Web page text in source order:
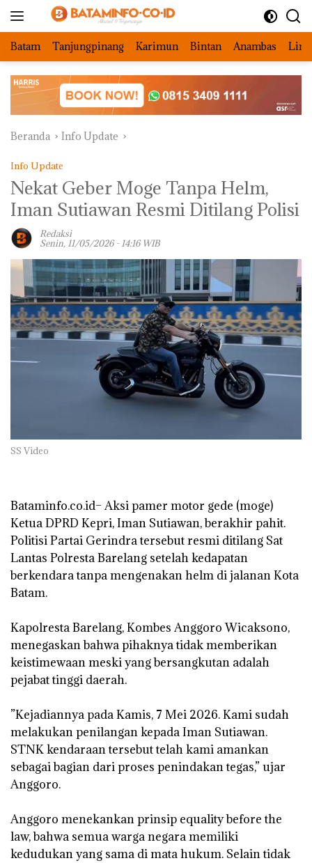
Batam Tanjungpinang Karimun Bintan Anambas
Beranda Info Update
Info Update
Nekat Geber Moge Tanpa Helm,
Iman Sutiawan Resmi Ditilang Polisi
Redaksi
Senin, 11/05/2026 - 14:16 WIB
SS Video
‎Bataminfo.co.id– Aksi pamer motor gede (moge)
Ketua DPRD Kepri, Iman Sutiawan, berakhir pahit.
Politisi Partai Gerindra tersebut resmi ditilang Sat
Lantas Polresta Barelang setelah kedapatan
berkendara tanpa mengenakan helm di jalanan Kota
Batam.
‎Kapolresta Barelang, Kombes Anggoro Wicaksono,
menegaskan bahwa pihaknya tidak memberikan
keistimewaan meski yang bersangkutan adalah
pejabat tinggi daerah.
‎”Kejadiannya pada Kamis, 7 Mei 2026. Kami sudah
melakukan penilangan kepada Iman Sutiawan.
STNK kendaraan tersebut telah kami amankan
sebagai bagian dari proses penindakan tegas,” ujar
Anggoro.
‎Anggoro menekankan prinsip equality before the
law, bahwa semua warga negara memiliki
kedudukan yang sama di mata hukum. Selain tidak